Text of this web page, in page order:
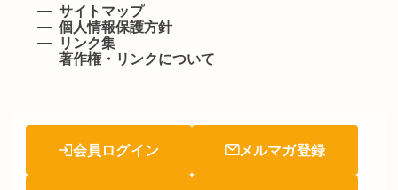
会員ログイン メルマガ登録
サイトマップ
個人情報保護方針
リンク集
著作権・リンクについて